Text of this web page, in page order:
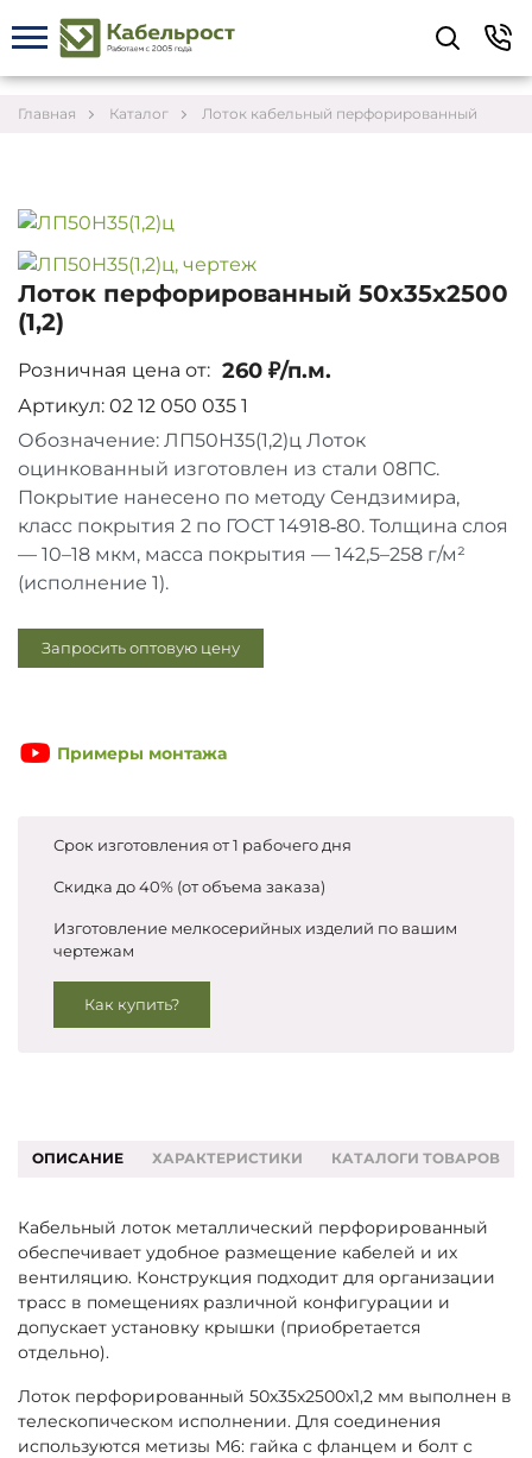
Главная Каталог Лоток кабельный перфорированный
Лоток перфорированный 50х35х2500
(1,2)
Розничная цена от: 260 ₽/п.м.
Артикул: 02 12 050 035 1
Обозначение: ЛП50Н35(1,2)ц Лоток
оцинкованный изготовлен из стали 08ПС.
Покрытие нанесено по методу Сендзимира,
класс покрытия 2 по ГОСТ 14918‑80. Толщина слоя
— 10–18 мкм, масса покрытия — 142,5–258 г/м²
(исполнение 1).
Запросить оптовую цену
Примеры монтажа
Срок изготовления от 1 рабочего дня
Скидка до 40% (от объема заказа)
Изготовление мелкосерийных изделий по вашим
чертежам
Как купить?
ОПИСАНИЕ ХАРАКТЕРИСТИКИ КАТАЛОГИ ТОВАРОВ
Кабельный лоток металлический перфорированный
обеспечивает удобное размещение кабелей и их
вентиляцию. Конструкция подходит для организации
трасс в помещениях различной конфигурации и
допускает установку крышки (приобретается
отдельно).
Лоток перфорированный 50х35х2500х1,2 мм выполнен в
телескопическом исполнении. Для соединения
используются метизы М6: гайка с фланцем и болт с
Укажите контакты для связи и требования к
заказу – предложим лучшие варианты по цене,
согласуем сроки и подберём доставку.
Соглашаюсь на обработку персональных данных
Запросить цены